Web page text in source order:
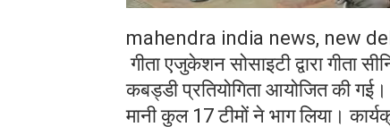
mahendra india news, new
गीता एजुकेशन सोसाइटी द्वारा गीता
कबड्डी प्रतियोगिता आयोजित की गई।
मानी कुल 17 टीमों ने भाग लिया।